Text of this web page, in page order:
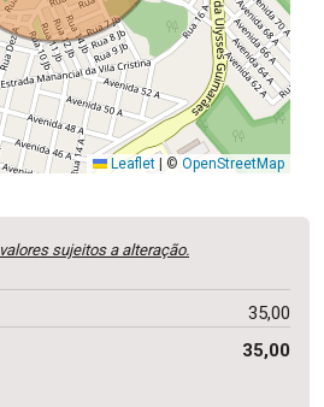
Leaflet © OpenStreetMap
valores sujeitos a alteração.
35,00
35,00